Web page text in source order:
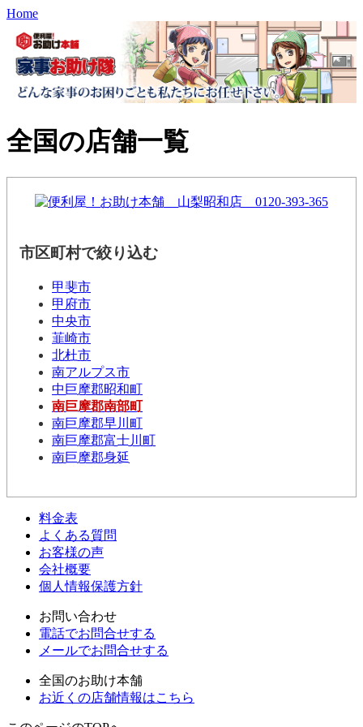
Home
全国の店舗一覧
市区町村で絞り込む
甲斐市
甲府市
中央市
韮崎市
北杜市
南アルプス市
中巨摩郡昭和町
南巨摩郡南部町
南巨摩郡早川町
南巨摩郡富士川町
南巨摩郡身延
料金表
よくある質問
お客様の声
会社概要
個人情報保護方針
お問い合わせ
電話でお問合せする
メールでお問合せする
全国のお助け本舗
お近くの店舗情報はこちら